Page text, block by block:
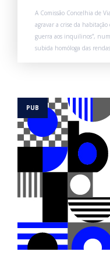
A Comissão Concelhia de
agravar a crise da
guerra aos inquilinos”,
subida homóloga das